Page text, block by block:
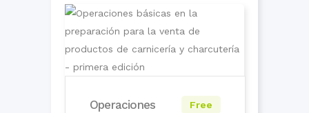
Operaciones
Free